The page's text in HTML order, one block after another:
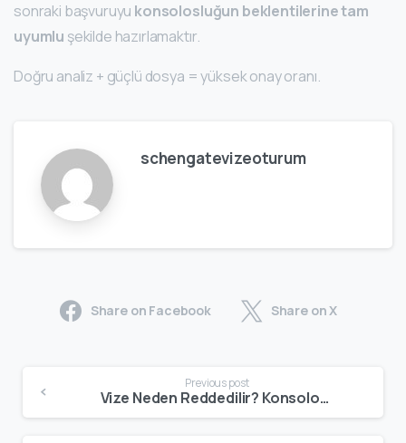
sonraki başvuruyu konsolosluğun beklentilerine tam
uyumlu şekilde hazırlamaktır.
Doğru analiz + güçlü dosya = yüksek onay oranı.
schengatevizeoturum
Share on Facebook Share on X
Previous post
Vize Neden Reddedilir? Konsoloslukların Red Kararındaki En Önemli 12 Sebep, Risk Değerlendirmesi ve Tekrar Başvuru Stratejileri